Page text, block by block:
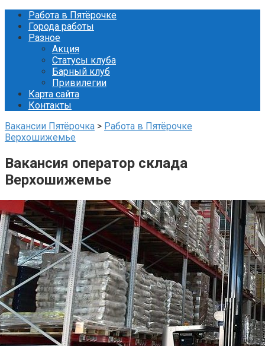
Перейти
контенту
Работа в Пятёрочке
Города работы
Разное
Акция
Статусы клуба
Барный клуб
Привилегии
Карта сайта
Контакты
Вакансии Пятёрочка > Работа в Пятёрочке
Верхошижемье
Вакансия оператор склада
Верхошижемье